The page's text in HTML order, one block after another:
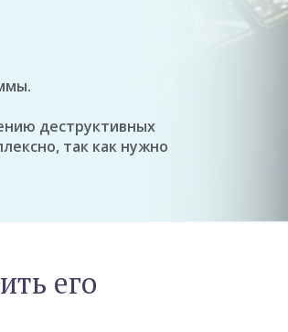
деструктивных
так как нужно
его